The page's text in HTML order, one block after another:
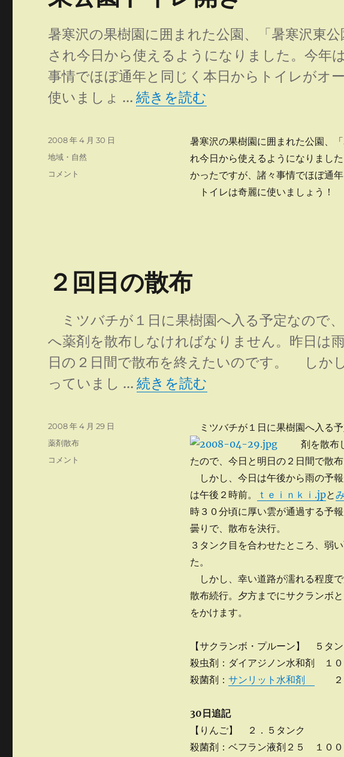
暑寒沢の果樹園に囲まれた公園、「暑寒沢東
され今日から使えるようになりました。今年
事情でほぼ通年と同じく本日からトイレが
使いましょ …“東公園トイレ開き” の
続きを読む
暑寒沢の果樹園に囲まれた公園、
れ今日から使えるようになりました
かったですが、諸々事情でほぼ通
トイレは奇麗に使いましょう！
投
稿
2008 年 4 月 30 日
カ
地域・自然
東
に
コメント
２回目の散布
ミツバチが１日に果樹園へ入る予定なので
へ薬剤を散布しなければなりません。昨日は
日の２日間で散布を終えたいのです。 しか
っていまし …“２回目の散布” の
続きを読む
ミツバチが１日に果樹園へ入る
剤を散布
たので、今日と明日の２日間で散布
しかし、今日は午後から雨の予
は午後２時前。
ｔｅｉｎｋｉ.jpと
時３０分頃に厚い雲が通過する予
曇りで、散布を決行。
３タンク目を合わせたところ、弱
た。
しかし、幸い道路が濡れる程度
散布続行。夕方までにサクランボ
をかけます。
【サクランボ・プルーン】 ５タン
殺虫剤：ダイアジノン水和剤 １
殺菌剤： サンリット水和剤 ２
30日追記
【りんご】 ２．５タンク
殺菌剤：ベフラン液剤２５ １０
投
稿
2008 年 4 月 29 日
カ
薬剤散布
２
コメント